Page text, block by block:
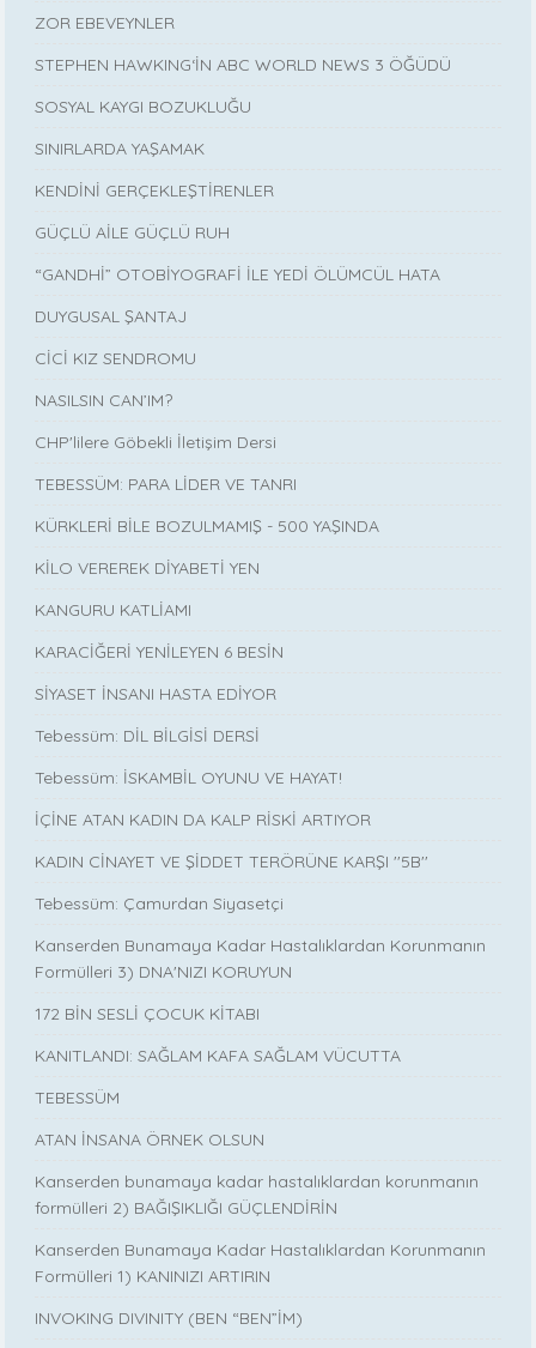
ZOR EBEVEYNLER
STEPHEN HAWKING‘İN ABC WORLD NEWS 3 ÖĞÜDÜ
SOSYAL KAYGI BOZUKLUĞU
SINIRLARDA YAŞAMAK
KENDİNİ GERÇEKLEŞTİRENLER
GÜÇLÜ AİLE GÜÇLÜ RUH
“GANDHİ” OTOBİYOGRAFİ İLE YEDİ ÖLÜMCÜL HATA
DUYGUSAL ŞANTAJ
CİCİ KIZ SENDROMU
NASILSIN CAN’IM?
CHP'lilere Göbekli İletişim Dersi
TEBESSÜM: PARA LİDER VE TANRI
KÜRKLERİ BİLE BOZULMAMIŞ - 500 YAŞINDA
KİLO VEREREK DİYABETİ YEN
KANGURU KATLİAMI
KARACİĞERİ YENİLEYEN 6 BESİN
SİYASET İNSANI HASTA EDİYOR
Tebessüm: DİL BİLGİSİ DERSİ
Tebessüm: İSKAMBİL OYUNU VE HAYAT!
İÇİNE ATAN KADIN DA KALP RİSKİ ARTIYOR
KADIN CİNAYET VE ŞİDDET TERÖRÜNE KARŞI ''5B''
Tebessüm: Çamurdan Siyasetçi
Kanserden Bunamaya Kadar Hastalıklardan Korunmanın
Formülleri 3) DNA'NIZI KORUYUN
172 BİN SESLİ ÇOCUK KİTABI
KANITLANDI: SAĞLAM KAFA SAĞLAM VÜCUTTA
TEBESSÜM
ATAN İNSANA ÖRNEK OLSUN
Kanserden bunamaya kadar hastalıklardan korunmanın
formülleri 2) BAĞIŞIKLIĞI GÜÇLENDİRİN
Kanserden Bunamaya Kadar Hastalıklardan Korunmanın
Formülleri 1) KANINIZI ARTIRIN
INVOKING DIVINITY (BEN “BEN”İM)